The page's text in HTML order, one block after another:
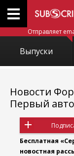
Отправляет
Выпуски
Новости
Первый
Бесплатная
новостная